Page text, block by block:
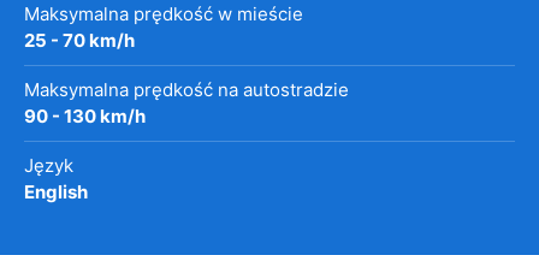
Maksymalna prędkość w mieście
25 - 70 km/h
Maksymalna prędkość na autostradzie
90 - 130 km/h
Język
English